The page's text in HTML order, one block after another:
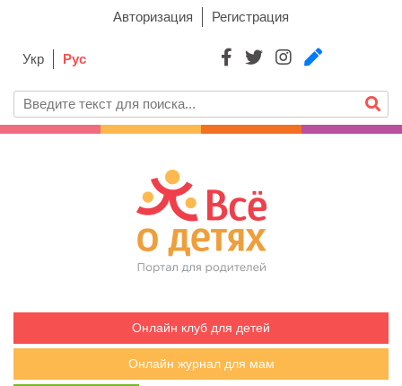
Авторизация Регистрация
Укр Рус
Онлайн клуб для детей
Онлайн журнал для мам